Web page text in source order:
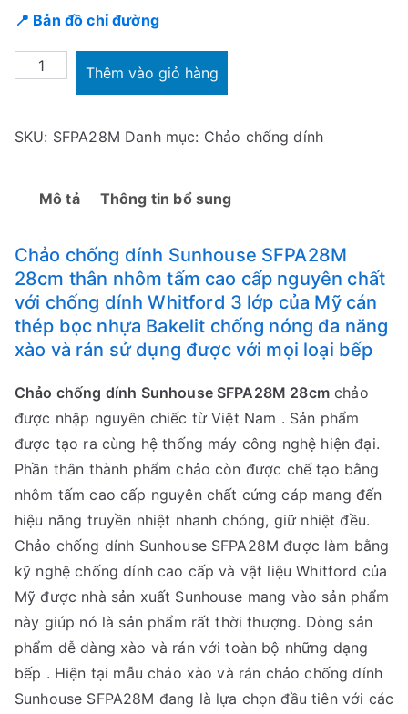
📍 Bản đồ chỉ đường
Chảo
Sunhouse
28cm
số
lượng
Thêm vào giỏ hàng
SKU: SFPA28M Danh mục: Chảo chống dính
Mô tả Thông tin bổ sung
Chảo chống dính Sunhouse SFPA28M
28cm thân nhôm tấm cao cấp nguyên chất
với chống dính Whitford 3 lớp của Mỹ cán
thép bọc nhựa Bakelit chống nóng đa năng
xào và rán sử dụng được với mọi loại bếp
Chảo chống dính Sunhouse SFPA28M 28cmchảo
được nhập nguyên chiếc từ Việt Nam . Sản phẩm
được tạo ra cùng hệ thống máy công nghệ hiện đại.
Phần thân thành phẩm chảo còn được chế tạo bằng
nhôm tấm cao cấp nguyên chất cứng cáp mang đến
hiệu năng truyền nhiệt nhanh chóng, giữ nhiệt đều.
Chảo chống dính Sunhouse SFPA28M được làm bằng
kỹ nghệ chống dính cao cấp và vật liệu Whitford của
Mỹ được nhà sản xuất Sunhouse mang vào sản phẩm
này giúp nó là sản phẩm rất thời thượng. Dòng sản
phẩm dễ dàng xào và rán với toàn bộ những dạng
bếp . Hiện tại mẫu chảo xào và rán chảo chống dính
Sunhouse SFPA28M đang là lựa chọn đầu tiên với các